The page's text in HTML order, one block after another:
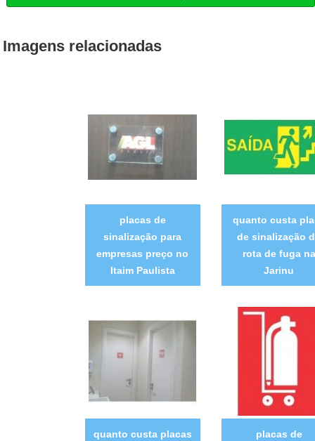
Imagens relacionadas
placas de
sinalização para
empresas preço no
Itaim Paulista
quanto custa
de sinalização
rota de fuga na
Jarinu
quanto custa placas
placas de